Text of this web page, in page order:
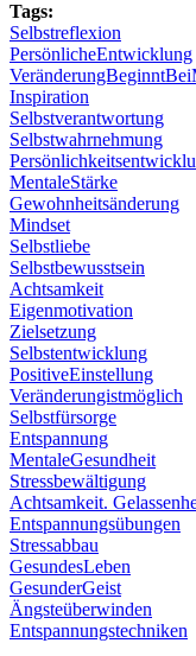
Tags:
Selbstreflexion
PersönlicheEntwicklung
Inspiration
Selbstverantwortung
Selbstwahrnehmung
MentaleStärke
Gewohnheitsänderung
Mindset
Selbstliebe
Selbstbewusstsein
Achtsamkeit
Eigenmotivation
Zielsetzung
Selbstentwicklung
PositiveEinstellung
Veränderungistmöglich
Selbstfürsorge
Entspannung
MentaleGesundheit
Stressbewältigung
Achtsamkeit.
Entspannungsübungen
Stressabbau
GesundesLeben
GesunderGeist
Ängsteüberwinden
Entspannungstechniken